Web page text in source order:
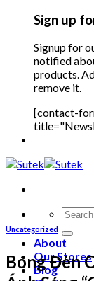
Sign up
Signup for
notified
products.
remove it.
[contact-
About
Our Stores
Blog
Uncategorized
Bóng Đèn